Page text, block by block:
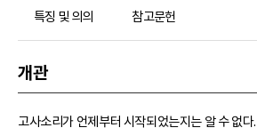
특징 및 의의 참고문헌
개관
고사소리가 언제부터 시작되었는지는 알 수 없다